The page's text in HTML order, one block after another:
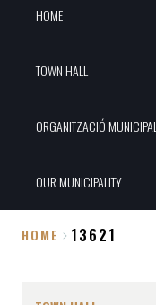
HOME
TOWN HALL
ORGANITZACIÓ MUNICIPAL
OUR MUNICIPALITY
HOME 13621